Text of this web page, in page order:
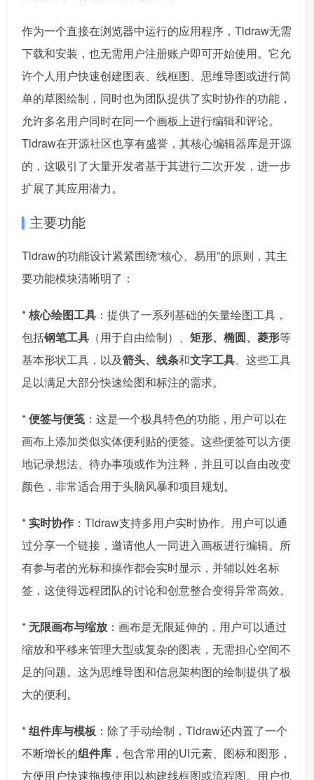
作为一个直接在浏览器中运行的应用程序，Tldraw无需
下载和安装，也无需用户注册账户即可开始使用。它允
许个人用户快速创建图表、线框图、思维导图或进行简
单的草图绘制，同时也为团队提供了实时协作的功能，
允许多名用户同时在同一个画板上进行编辑和评论。
Tldraw在开源社区也享有盛誉，其核心编辑器库是开源
的，这吸引了大量开发者基于其进行二次开发，进一步
扩展了其应用潜力。
主要功能
Tldraw的功能设计紧紧围绕“核心、易用”的原则，其主
要功能模块清晰明了：
*核心绘图工具 ：提供了一系列基础的矢量绘图工具，
包括钢笔工具 （用于自由绘制）、 矩形、椭圆、菱形等
基本形状工具，以及箭头、线条和文字工具。这些工具
足以满足大部分快速绘图和标注的需求。
*便签与便笺 ：这是一个极具特色的功能，用户可以在
画布上添加类似实体便利贴的便签。这些便签可以方便
地记录想法、待办事项或作为注释，并且可以自由改变
颜色，非常适合用于头脑风暴和项目规划。
*实时协作 ：Tldraw支持多用户实时协作。用户可以通
过分享一个链接，邀请他人一同进入画板进行编辑。所
有参与者的光标和操作都会实时显示，并辅以姓名标
签，这使得远程团队的讨论和创意整合变得异常高效。
*无限画布与缩放 ：画布是无限延伸的，用户可以通过
缩放和平移来管理大型或复杂的图表，无需担心空间不
足的问题。这为思维导图和信息架构图的绘制提供了极
大的便利。
*组件库与模板 ：除了手动绘制，Tldraw还内置了一个
不断增长的组件库 ，包含常用的UI元素、图标和图形，
方便用户快速拖拽使用以构建线框图或流程图。用户也